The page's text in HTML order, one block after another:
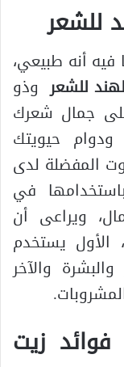
للشعر
أنه طبيعي،
للشعر وذو
على جمال شعرك
حيويتك
المفضلة لدى
في
ويراعى أن
الأول يستخدم
والآخر
زيت